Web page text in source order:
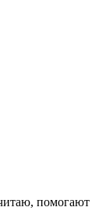
помогают